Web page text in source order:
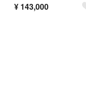
¥ 143,000